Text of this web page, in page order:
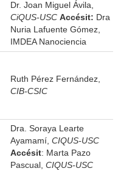
Dr. Joan Miguel Ávila,
CiQUS-USC Accésit: Dra
Nuria Lafuente Gómez,
IMDEA Nanociencia
Ruth Pérez Fernández,
CIB-CSIC
Dra. Soraya Learte
Ayamamí, CIQUS-USC
Accésit: Marta Pazo
Pascual, CIQUS-USC